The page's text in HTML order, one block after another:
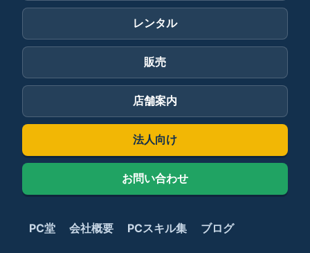
レンタル
販売
店舗案内
法人向け
お問い合わせ
PC堂 会社概要 PCスキル集 ブログ